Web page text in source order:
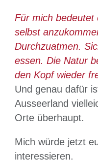
Für mich bedeutet
selbst
Durchzuatmen.
essen. Die Natur
den Kopf wieder
Und genau dafür
Ausseerland
Orte überhaupt.
Mich würde jetzt
interessieren.